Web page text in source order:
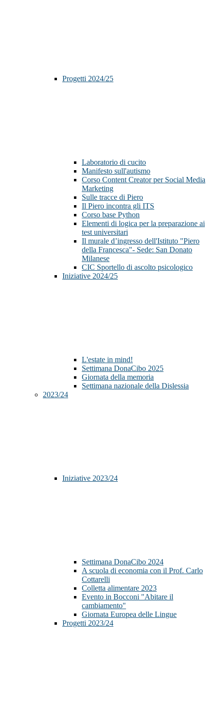
Progetti 2024/25
Laboratorio di cucito
Manifesto sull'autismo
Corso Content Creator per Social Media
Marketing
Sulle tracce di Piero
Il Piero incontra gli ITS
Corso base Python
Elementi di logica per la preparazione ai
test universitari
Il murale d’ingresso dell'Istituto "Piero
della Francesca"- Sede: San Donato
Milanese
CIC Sportello di ascolto psicologico
Iniziative 2024/25
L'estate in mind!
Settimana DonaCibo 2025
Giornata della memoria
Settimana nazionale della Dislessia
2023/24
Iniziative 2023/24
Settimana DonaCibo 2024
A scuola di economia con il Prof. Carlo
Cottarelli
Colletta alimentare 2023
Evento in Bocconi "Abitare il
cambiamento"
Giornata Europea delle Lingue
Progetti 2023/24